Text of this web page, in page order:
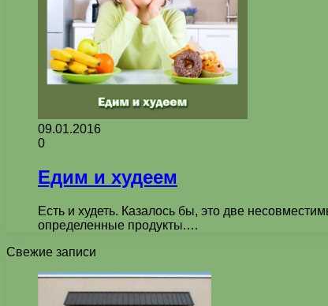
09.01.2016
0
Едим и худеем
Есть и худеть. Казалось бы, это две
определенные продукты.…
Свежие записи